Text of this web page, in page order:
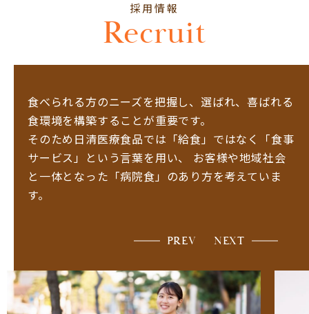
Recruit
採用情報
食べられる方のニーズを把握し、選ばれ、喜ばれる
食環境を構築することが重要です。
そのため日清医療食品では「給食」ではなく「食事
サービス」という言葉を用い、
お客様や地域社会
と一体となった「病院食」のあり方を考えていま
す。
PREV NEXT